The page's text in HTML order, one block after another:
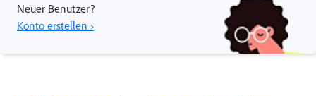
Neuer Benutzer?
Konto erstellen ›